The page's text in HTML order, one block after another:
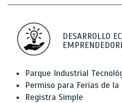
DESARROLLO
Parque Industrial
Permiso para Ferias de la
Registra Simple